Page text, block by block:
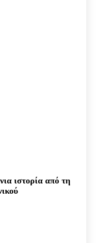
ιστορία από τη